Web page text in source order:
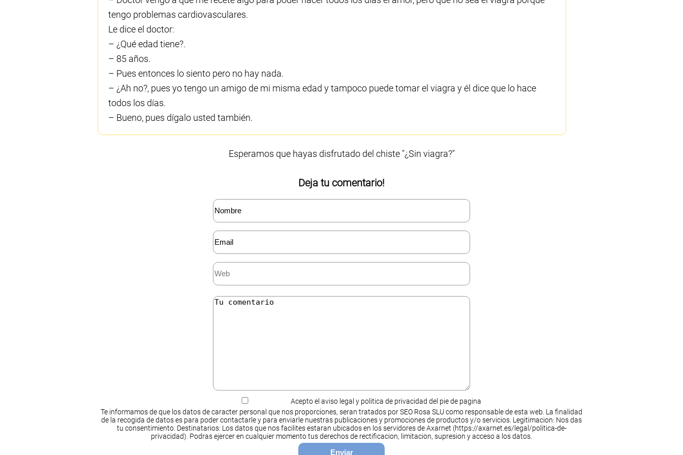
tengo problemas cardiovasculares.
Le dice el doctor:
– ¿Qué edad tiene?.
– 85 años.
– Pues entonces lo siento pero no hay nada.
– ¿Ah no?, pues yo tengo un amigo de mi misma edad y tampoco puede tomar el viagra y él dice que lo hace
todos los días.
– Bueno, pues dígalo usted también.
Esperamos que hayas disfrutado del chiste "¿Sin viagra?"
Deja tu comentario!
Acepto el aviso legal y politica de privacidad del pie de pagina
Te informamos de que los datos de caracter personal que nos proporciones, seran tratados por SEO Rosa SLU como responsable de esta web. La finalidad
de la recogida de datos es para poder contactarle y para enviarle nuestras publicaciones y promociones de productos y/o servicios. Legitimacion: Nos das
tu consentimiento. Destinatarios: Los datos que nos facilites estaran ubicados en los servidores de Axarnet (https://axarnet.es/legal/politica-de-
privacidad). Podras ejercer en cualquier momento tus derechos de rectificacion, limitacion, supresion y acceso a los datos.